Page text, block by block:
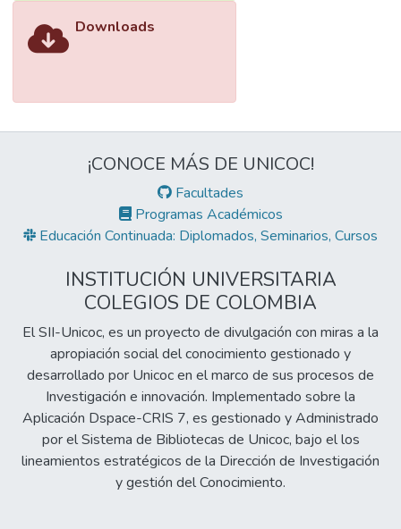
Downloads
¡CONOCE MÁS DE UNICOC!
Facultades
Programas Académicos
Educación Continuada: Diplomados, Seminarios, Cursos
INSTITUCIÓN UNIVERSITARIA
COLEGIOS DE COLOMBIA
El SII-Unicoc, es un proyecto de divulgación con miras a la
apropiación social del conocimiento gestionado y
desarrollado por Unicoc en el marco de sus procesos de
Investigación e innovación. Implementado sobre la
Aplicación Dspace-CRIS 7, es gestionado y Administrado
por el Sistema de Bibliotecas de Unicoc, bajo el los
lineamientos estratégicos de la Dirección de Investigación
y gestión del Conocimiento.